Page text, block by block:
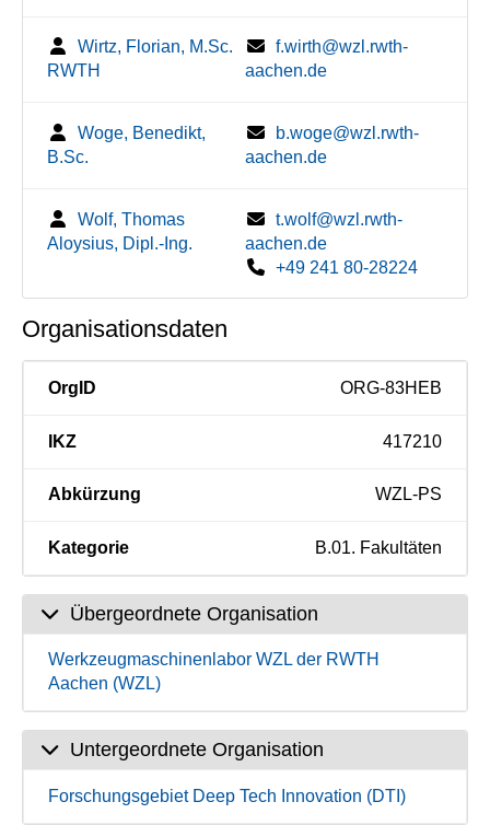
Wirtz, Florian, M.Sc.
RWTH
f.wirth@wzl.rwth-
aachen.de
Woge, Benedikt,
B.Sc.
b.woge@wzl.rwth-
aachen.de
Wolf, Thomas
Aloysius, Dipl.-Ing.
t.wolf@wzl.rwth-
aachen.de
+49 241 80-28224
Organisationsdaten
OrgID ORG-83HEB
IKZ 417210
Abkürzung WZL-PS
Kategorie B.01. Fakultäten
Übergeordnete Organisation
Werkzeugmaschinenlabor WZL der RWTH
Aachen (WZL)
Untergeordnete Organisation
Forschungsgebiet Deep Tech Innovation (DTI)